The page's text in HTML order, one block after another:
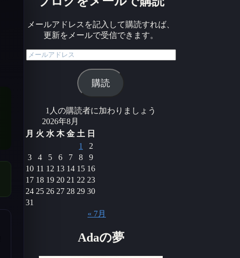
メールアドレスを記入して購読すれば、
更新をメールで受信できます。
メ
購読
1人の購読者に加わりましょう
2026年8月
月 火 水 木 金 土 日
1
2
3
4 5 6 7 8
9
10 11 12 13 14 15 16
17 18 19 20 21 22 23
24 25 26 27 28 29 30
31
« 7月
Adaの夢